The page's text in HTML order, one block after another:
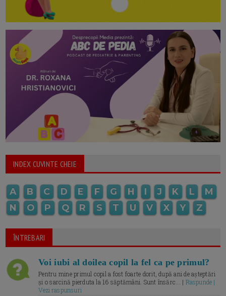
INDEX CUVINTE CHEIE
A B C D E F G H I J K L
M
N
O P Q R S T U V X Y Z
ÎNTREBARI
Voi iubi al doilea copil la fel ca pe primul?
Pentru mine primul copil a fost foarte dorit, după ani de așteptări
și o sarcină pierduta la 16 săptămâni. Sunt însărc... | Raspunde |
Vezi raspunsuri